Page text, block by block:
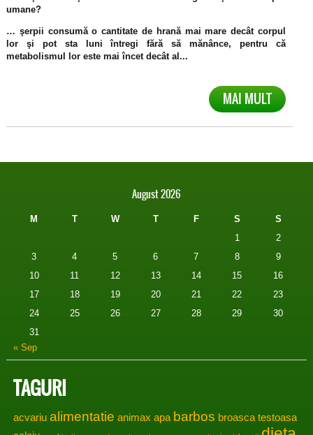
umane?
… şerpii consumă o cantitate de hrană mai mare decât corpul
lor şi pot sta luni întregi fără să mănânce, pentru că
metabolismul lor este mai încet decât al...
MAI MULT
August 2026
M T W T F S
S
1
2
3
4 5 6 7 8
9
10
11 12 13 14 15
16
17
18 19 20 21 22
23
24
25 26 27 28 29
30
31
« Sep
TAGURI
acvariu alimentatie animax apa barbos broasca testoasa